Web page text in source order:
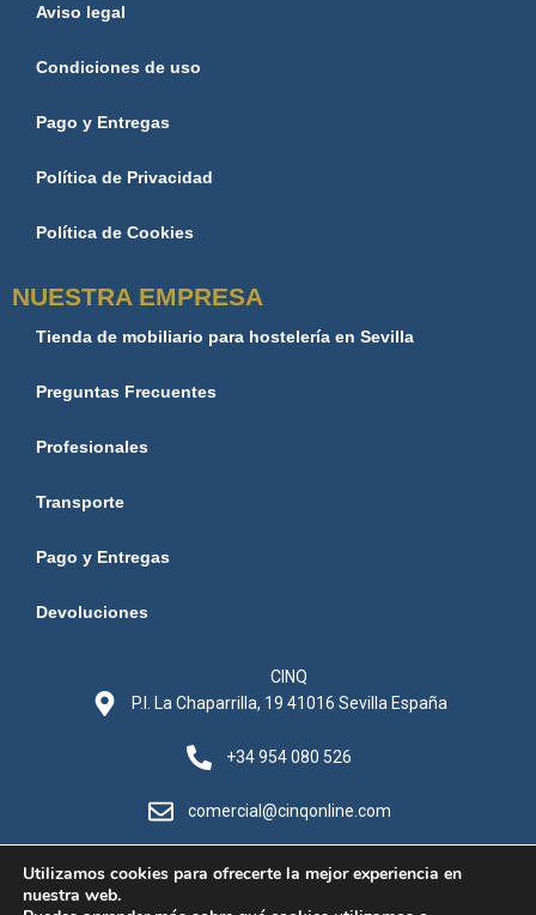
Aviso legal
Condiciones de uso
Pago y Entregas
Política de Privacidad
Política de Cookies
NUESTRA EMPRESA
Tienda de mobiliario para hostelería en Sevilla
Preguntas Frecuentes
Profesionales
Transporte
Pago y Entregas
Devoluciones
CINQ
P.I. La Chaparrilla, 19 41016 Sevilla España
+34 954 080 526
comercial@cinqonline.com
Utilizamos cookies para ofrecerte la mejor experiencia en
nuestra web.